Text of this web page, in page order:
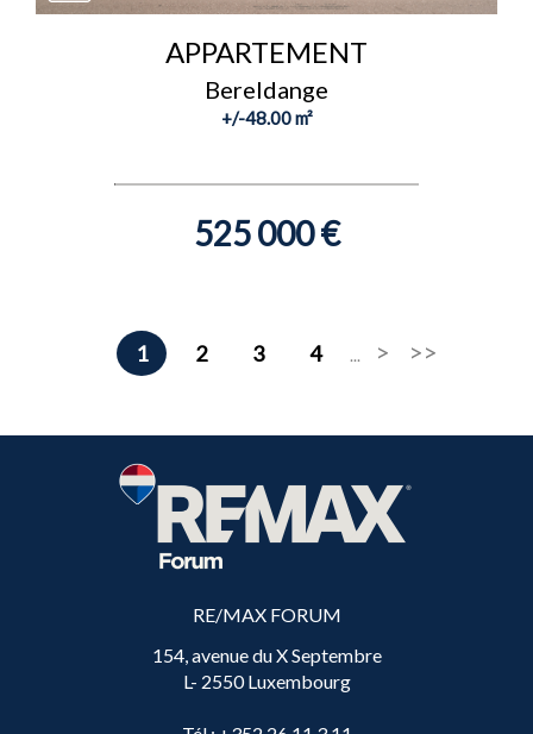
APPARTEMENT
Bereldange
+/-48.00 m²
525 000 €
1 2 3 4 ...
RE/MAX FORUM
154, avenue du X Septembre
L- 2550 Luxembourg